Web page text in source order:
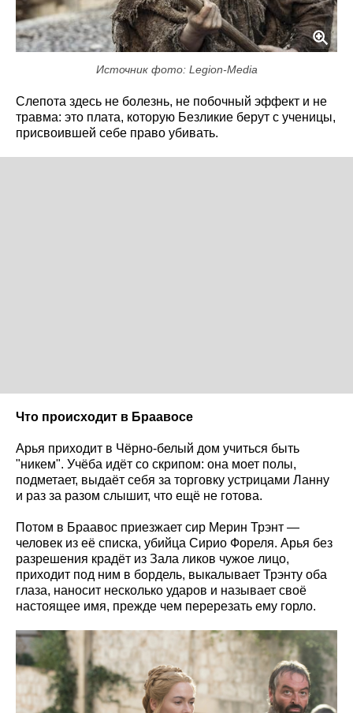
Источник фото: Legion-Media
Слепота здесь не болезнь, не побочный эффект и не
травма: это плата, которую Безликие берут с ученицы,
присвоившей себе право убивать.
Что происходит в Браавосе
Арья приходит в Чёрно-белый дом учиться быть
"никем". Учёба идёт со скрипом: она моет полы,
подметает, выдаёт себя за торговку устрицами Ланну
и раз за разом слышит, что ещё не готова.
Потом в Браавос приезжает сир Мерин Трэнт —
человек из её списка, убийца Сирио Фореля. Арья без
разрешения крадёт из Зала ликов чужое лицо,
приходит под ним в бордель, выкалывает Трэнту оба
глаза, наносит несколько ударов и называет своё
настоящее имя, прежде чем перерезать ему горло.